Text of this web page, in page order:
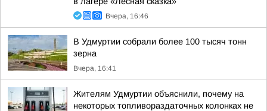
Вчера, 16:46
В Удмуртии собрали более 100 тысяч тонн
зерна
Вчера, 16:41
Жителям Удмуртии объяснили, почему на
некоторых топливораздаточных колонках не